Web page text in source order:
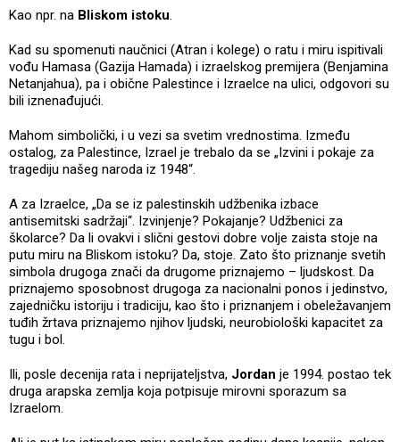
Kao npr. na Bliskom istoku.
Kad su spomenuti naučnici (Atran i kolege) o ratu i miru ispitivali
vođu Hamasa (Gazija Hamada) i izraelskog premijera (Benjamina
Netanjahua), pa i obične Palestince i Izraelce na ulici, odgovori su
bili iznenađujući.
Mahom simbolički, i u vezi sa svetim vrednostima. Između
ostalog, za Palestince, Izrael je trebalo da se „Izvini i pokaje za
tragediju našeg naroda iz 1948“.
A za Izraelce, „Da se iz palestinskih udžbenika izbace
antisemitski sadržaji“. Izvinjenje? Pokajanje? Udžbenici za
školarce? Da li ovakvi i slični gestovi dobre volje zaista stoje na
putu miru na Bliskom istoku? Da, stoje. Zato što priznanje svetih
simbola drugoga znači da drugome priznajemo – ljudskost. Da
priznajemo sposobnost drugoga za nacionalni ponos i jedinstvo,
zajedničku istoriju i tradiciju, kao što i priznanjem i obeležavanjem
tuđih žrtava priznajemo njihov ljudski, neurobiološki kapacitet za
tugu i bol.
Ili, posle decenija rata i neprijateljstva, Jordan je 1994. postao tek
druga arapska zemlja koja potpisuje mirovni sporazum sa
Izraelom.